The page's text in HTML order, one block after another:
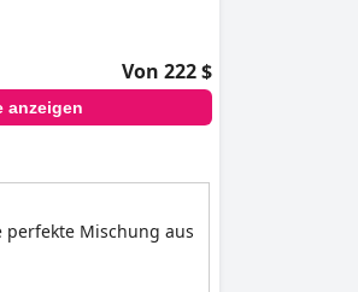
Von 222 $
anzeigen
Mischung aus